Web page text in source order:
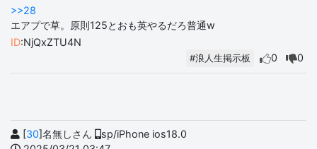
>>28
エアプで草。原則125とおも英やるだろ普通w
ID:NjQxZTU4N
#浪人生掲示板 0 0
[30]名無しさん
sp/iPhone ios18.0